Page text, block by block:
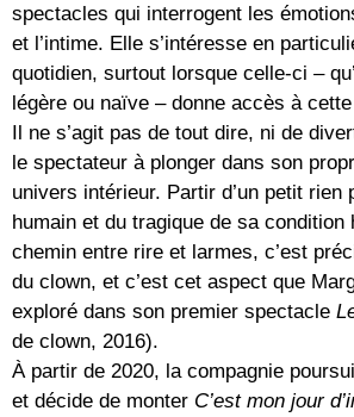
spectacles qui interrogent les
et l’intime. Elle s’intéresse en
quotidien, surtout lorsque celle-ci –
légère ou naïve – donne accès à
Il ne s’agit pas de tout dire, ni de
le spectateur à plonger dans son
univers intérieur. Partir d’un petit rien
humain et du tragique de sa condition
chemin entre rire et larmes, c’est
du clown, et c’est cet aspect que
exploré dans son premier spectacle
de clown, 2016).
À partir de 2020, la compagnie
et décide de monter C’est mon jour